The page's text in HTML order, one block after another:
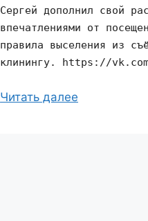
Сергей дополнил свой
впечатлениями от
правила выселения из
клинингу. https://
Читать далее